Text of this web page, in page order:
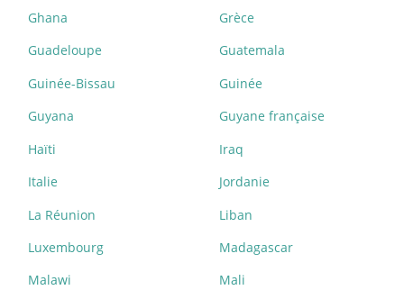
Ghana
Grèce
Guadeloupe
Guatemala
Guinée-Bissau
Guinée
Guyana
Guyane française
Haïti
Iraq
Italie
Jordanie
La Réunion
Liban
Luxembourg
Madagascar
Malawi
Mali